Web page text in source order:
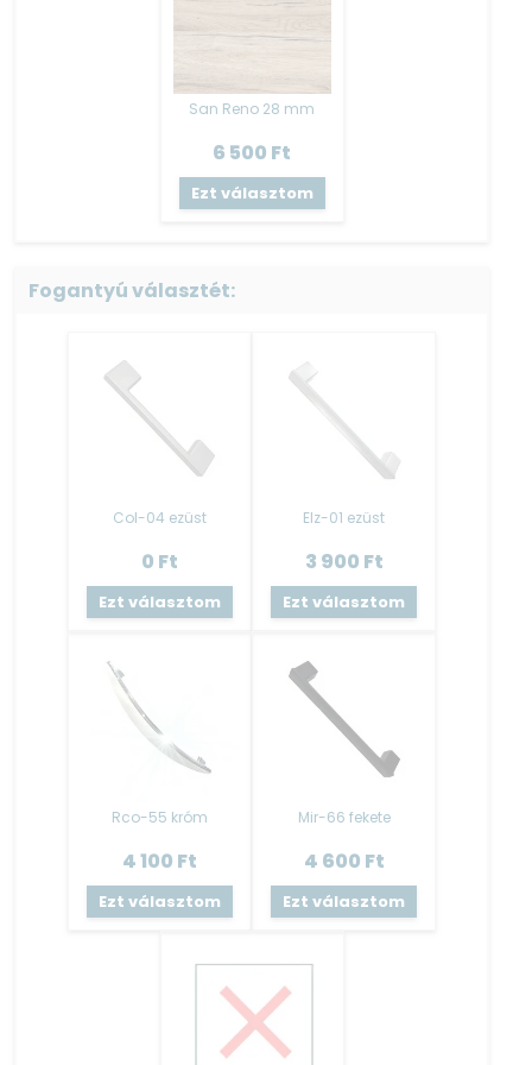
Szerkezeti összeépítés:
összeépítéssel, összeragasztott kivitel.
Hátfal: 3 mm HDF lemez – tűző kapoccsal rögzítve.
csavarokat és tipliket nem biztosítunk a fara való
rögzítéshez!
A Blokk konyha és kiegészítő elemei is tele lábakon állnak.
A szekrénytesttel egybefüggő rész, melynek kialakítása a
vázzal történő folytatólagosság.
Ez a típusú lábazat elemenként fixen
Az alapár nem tartalmazza a mosogató tálcát!
A kiegészítőknél lehetséges kiválasztani!
mosogatótálca.
A mosogató tálca tartozéka a szifon- lefolyóval.
Az alapár nem tartalmazza a LED világítást!
Trafóval, távirányítóval ellátva.
Szín : Színes és Fehér
A LED felszerelésére javasoljuk szakember (villanyszerelő)
Az alapár nem tartalmazza a vízzárót illetve a vízzáró
San Reno 28 mm
6 500 Ft
Ezt választom
Fogantyú választét:
Col-04 ezüst
0 Ft
Ezt választom
Elz-01 ezüst
3 900 Ft
Ezt választom
Rco-55 króm
4 100 Ft
Ezt választom
Mir-66 fekete
4 600 Ft
Ezt választom